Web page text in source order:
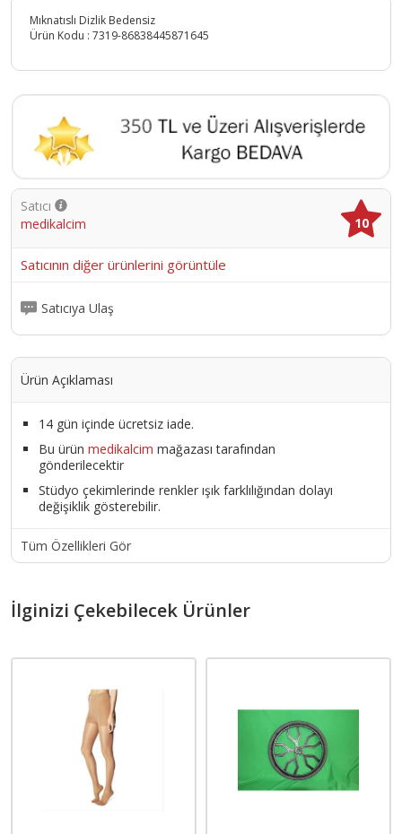
Mıknatıslı Dizlik Bedensiz
Ürün Kodu : 7319-86838445871645
Satıcı
medikalcim
10
Satıcının diğer ürünlerini görüntüle
Satıcıya Ulaş
Ürün Açıklaması
14 gün içinde ücretsiz iade.
Bu ürün medikalcim mağazası tarafından
gönderilecektir
Stüdyo çekimlerinde renkler ışık farklılığından dolayı
değişiklik gösterebilir.
Tüm Özellikleri Gör
İlginizi Çekebilecek Ürünler